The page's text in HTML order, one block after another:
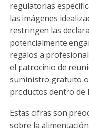
regulatorias
las imágenes
restringen las
potencialmente
regalos a
el patrocinio de
suministro gratuito o
productos dentro de
Estas cifras son
sobre la